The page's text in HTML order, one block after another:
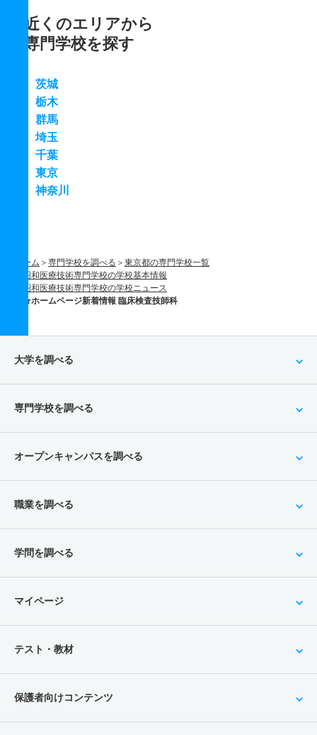
近くのエリアから
専門学校を探す
茨城
栃木
群馬
埼玉
千葉
東京
神奈川
ホーム 専門学校を調べる
東京都の専門学校一覧
昭和医療技術専門学校の学校基本情報
昭和医療技術専門学校の学校ニュース
★ホームページ新着情報 臨床検査技師科
大学を調べる
専門学校を調べる
オープンキャンパスを調べる
職業を調べる
学問を調べる
マイページ
テスト・教材
保護者向けコンテンツ